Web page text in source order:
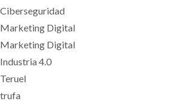
Ciberseguridad
Marketing Digital
Marketing Digital
Industria 4.0
Teruel
trufa